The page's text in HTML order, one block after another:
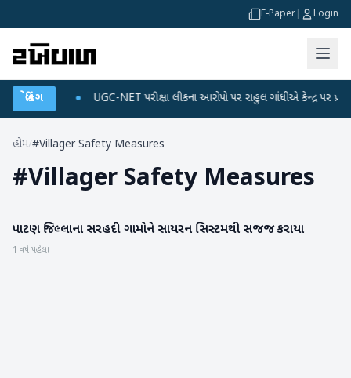
E-Paper Login
બ્રેકિંગ
પ્લાન UGC-NET પરીક્ષા લીકના આરોપો પર રાહુલ ગાંધીએ કેન્દ્ર પર પ્રહાર
હોમ/#Villager Safety Measures
#Villager Safety Measures
પાટણ
પાટણ જિલ્લાના સરહદી ગામોને સાયરન સિસ્ટમથી સજજ કરાયા
1 વર્ષ પહેલા